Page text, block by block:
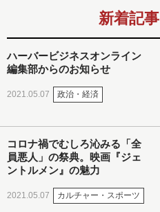
新着記事
ハーバービジネスオンライン
編集部からのお知らせ
2021.05.07 政治・経済
コロナ禍でむしろ沁みる「全
員悪人」の祭典。映画『ジェ
ントルメン』の魅力
2021.05.07 カルチャー・スポーツ